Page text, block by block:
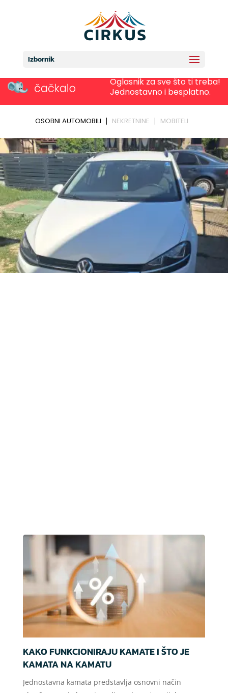
Izbornik
KAKO FUNKCIONIRAJU KAMATE I ŠTO JE
KAMATA NA KAMATU
Jednostavna kamata predstavlja osnovni način